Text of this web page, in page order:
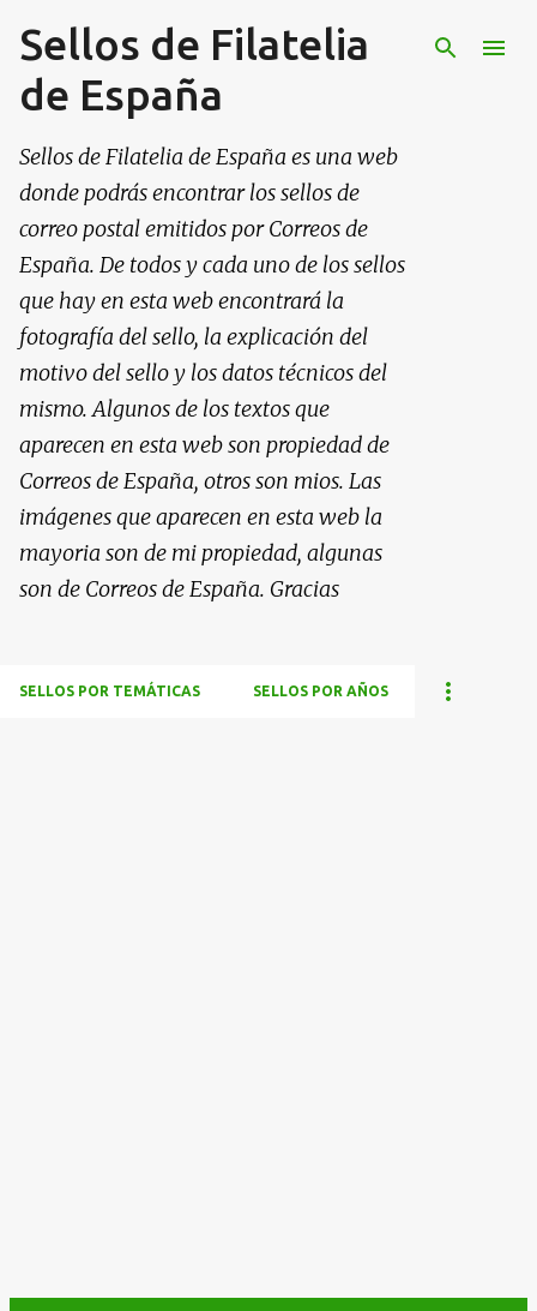
Ir al contenido principal
Sellos de Filatelia
de España
Sellos de Filatelia de España es una web
donde podrás encontrar los sellos de
correo postal emitidos por Correos de
España. De todos y cada uno de los sellos
que hay en esta web encontrará la
fotografía del sello, la explicación del
motivo del sello y los datos técnicos del
mismo. Algunos de los textos que
aparecen en esta web son propiedad de
Correos de España, otros son mios. Las
imágenes que aparecen en esta web la
mayoria son de mi propiedad, algunas
son de Correos de España. Gracias
SELLOS POR TEMÁTICAS SELLOS POR AÑOS